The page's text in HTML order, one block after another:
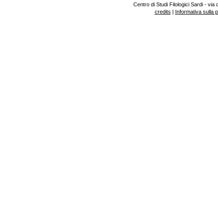
Centro di Studi Filologici Sardi - via
credits | Informativa sulla